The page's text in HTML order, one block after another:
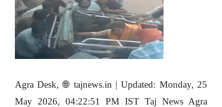
Agra Desk, 🌐 tajnews.in | Updated: Monday, 25
May 2026, 04:22:51 PM IST Taj News Agra